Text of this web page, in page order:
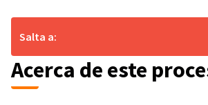
Acerca de este
Salta a: